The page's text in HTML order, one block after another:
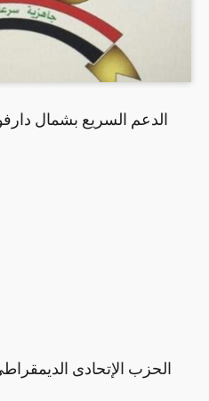
الدعم السريع بشمال
الحزب الإتحادى